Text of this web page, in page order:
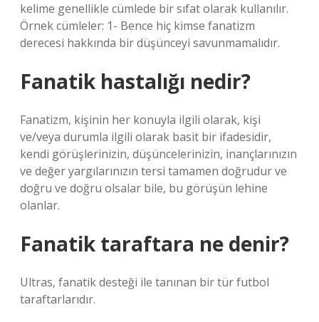
kelime genellikle cümlede bir sıfat olarak kullanılır.
Örnek cümleler: 1- Bence hiç kimse fanatizm
derecesi hakkında bir düşünceyi savunmamalıdır.
Fanatik hastalığı nedir?
Fanatizm, kişinin her konuyla ilgili olarak, kişi
ve/veya durumla ilgili olarak basit bir ifadesidir,
kendi görüşlerinizin, düşüncelerinizin, inançlarınızın
ve değer yargılarınızın tersi tamamen doğrudur ve
doğru ve doğru olsalar bile, bu görüşün lehine
olanlar.
Fanatik taraftara ne denir?
Ultras, fanatik desteği ile tanınan bir tür futbol
taraftarlarıdır.